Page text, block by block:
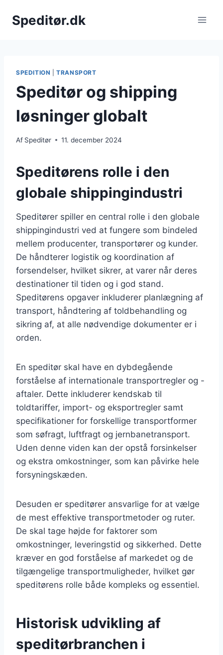
Speditør.dk
SPEDITION |TRANSPORT
Speditør og shipping
løsninger globalt
Af Speditør 11. december 2024
Speditørens rolle i den
globale shippingindustri
Speditører spiller en central rolle i den globale
shippingindustri ved at fungere som bindeled
mellem producenter, transportører og kunder.
De håndterer logistik og koordination af
forsendelser, hvilket sikrer, at varer når deres
destinationer til tiden og i god stand.
Speditørens opgaver inkluderer planlægning af
transport, håndtering af toldbehandling og
sikring af, at alle nødvendige dokumenter er i
orden.
En speditør skal have en dybdegående
forståelse af internationale transportregler og -
aftaler. Dette inkluderer kendskab til
toldtariffer, import- og eksportregler samt
specifikationer for forskellige transportformer
som søfragt, luftfragt og jernbanetransport.
Uden denne viden kan der opstå forsinkelser
og ekstra omkostninger, som kan påvirke hele
forsyningskæden.
Desuden er speditører ansvarlige for at vælge
de mest effektive transportmetoder og ruter.
De skal tage højde for faktorer som
omkostninger, leveringstid og sikkerhed. Dette
kræver en god forståelse af markedet og de
tilgængelige transportmuligheder, hvilket gør
speditørens rolle både kompleks og essentiel.
Historisk udvikling af
speditørbranchen i